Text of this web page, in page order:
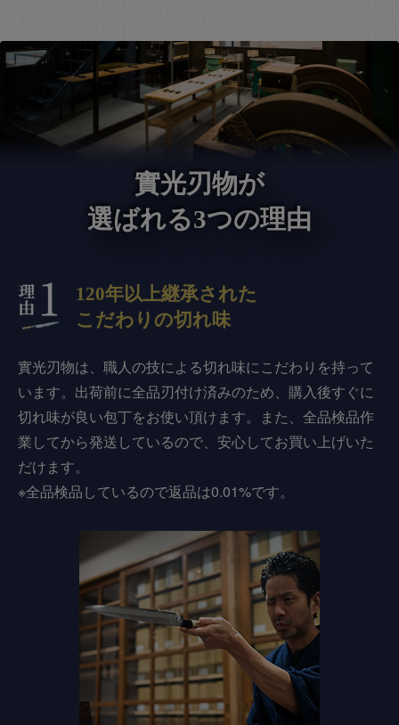
實光刃物が
選ばれる3つの理由
120年以上継承された
こだわりの切れ味
實光刃物は、職人の技による切れ味にこだわりを持って
います。出荷前に全品刃付け済みのため、購入後すぐに
切れ味が良い包丁をお使い頂けます。また、全品検品作
業してから発送しているので、安心してお買い上げいた
だけます。
※全品検品しているので返品は0.01%です。